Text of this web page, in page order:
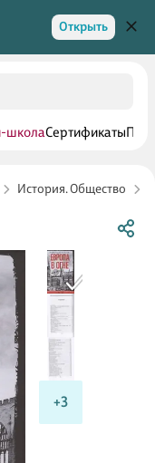
Открыть
школаСертификаты
История. Общество
+3